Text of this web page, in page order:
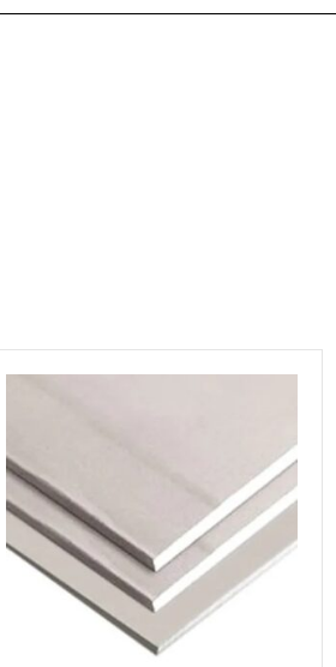
לבחור
את
האפשרויות
בעמוד
המוצר